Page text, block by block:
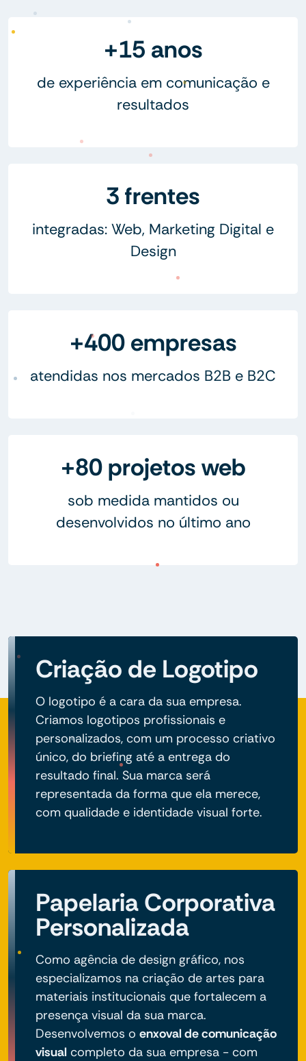
+15 anos
de experiência em comunicação e
resultados
3 frentes
integradas: Web, Marketing Digital e
Design
+400 empresas
atendidas nos mercados B2B e B2C
+80 projetos web
sob medida mantidos ou
desenvolvidos no último ano
Criação de Logotipo
O logotipo é a cara da sua empresa.
Criamos logotipos profissionais e
personalizados, com um processo criativo
único, do briefing até a entrega do
resultado final. Sua marca será
representada da forma que ela merece,
com qualidade e identidade visual forte.
Papelaria Corporativa
Personalizada
Como agência de design gráfico, nos
especializamos na criação de artes para
materiais institucionais que fortalecem a
presença visual da sua marca.
Desenvolvemos o enxoval de comunicação
visual completo da sua empresa - com